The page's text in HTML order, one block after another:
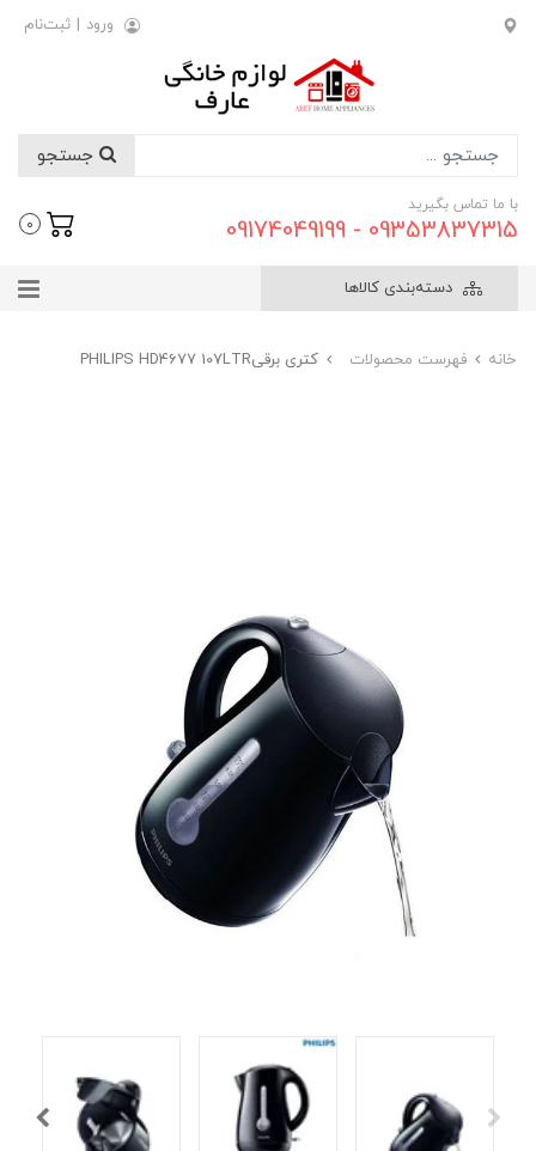
ورود | ثبت‌نام
با ما تماس بگیرید
09353837315 - 09174049199
0
دسته‌بندی کالاها
خانه فهرست محصولات کتری برقیPHILIPS HD4677 107LTR